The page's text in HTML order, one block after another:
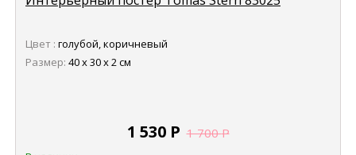
Цвет : голубой, коричневый
Размер: 40 х 30 х 2 см
1 530 Р 1 700Р